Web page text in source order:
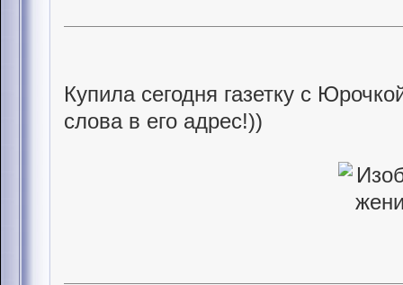
Купила сегодня газетку с
слова в его адрес!))